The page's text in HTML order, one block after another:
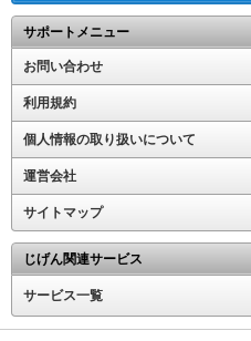
サポートメニュー
お問い合わせ
利用規約
個人情報の取り扱いについて
運営会社
サイトマップ
じげん関連サービス
サービス一覧